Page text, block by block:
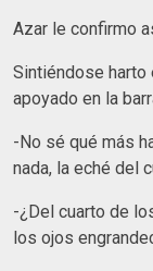
Azar le confirmo
Sintiéndose harto
apoyado en la
-No sé qué más
nada, la eché del
-¿Del cuarto de
los ojos